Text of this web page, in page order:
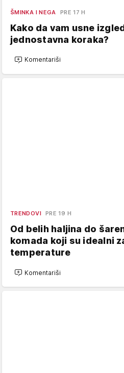
ŠMINKA I NEGA PRE 17 H
Kako da vam usne
jednostavna koraka?
Komentariši
TRENDOVI PRE 19 H
Od belih haljina do
komada koji su idealni
temperature
Komentariši